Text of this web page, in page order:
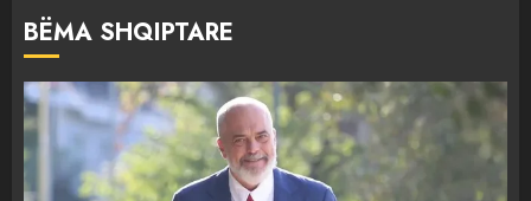
BËMA SHQIPTARE